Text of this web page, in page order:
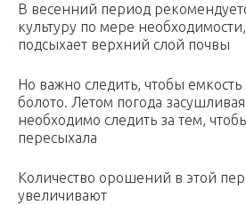
В весенний период
культуру по мере
подсыхает верхний слой почвы
Но важно следить, чтобы
болото. Летом погода
необходимо следить за тем,
пересыхала
Количество орошений в этой
увеличивают